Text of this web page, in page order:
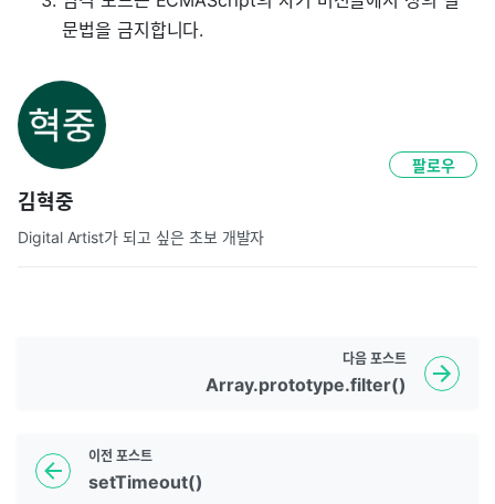
문법을 금지합니다.
김혁중
Digital Artist가 되고 싶은 초보 개발자
팔로우
이전 포스트
setTimeout()
다음 포스트
Array.prototype.filter()